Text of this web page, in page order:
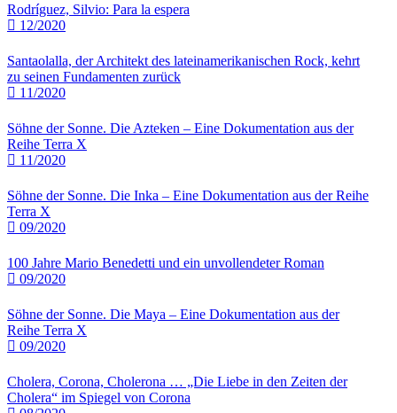
Rodríguez, Silvio: Para la espera
12/2020
Santaolalla, der Architekt des lateinamerikanischen Rock, kehrt
zu seinen Fundamenten zurück
11/2020
Söhne der Sonne. Die Azteken – Eine Dokumentation aus der
Reihe Terra X
11/2020
Söhne der Sonne. Die Inka – Eine Dokumentation aus der Reihe
Terra X
09/2020
100 Jahre Mario Benedetti und ein unvollendeter Roman
09/2020
Söhne der Sonne. Die Maya – Eine Dokumentation aus der
Reihe Terra X
09/2020
Cholera, Corona, Cholerona … „Die Liebe in den Zeiten der
Cholera“ im Spiegel von Corona